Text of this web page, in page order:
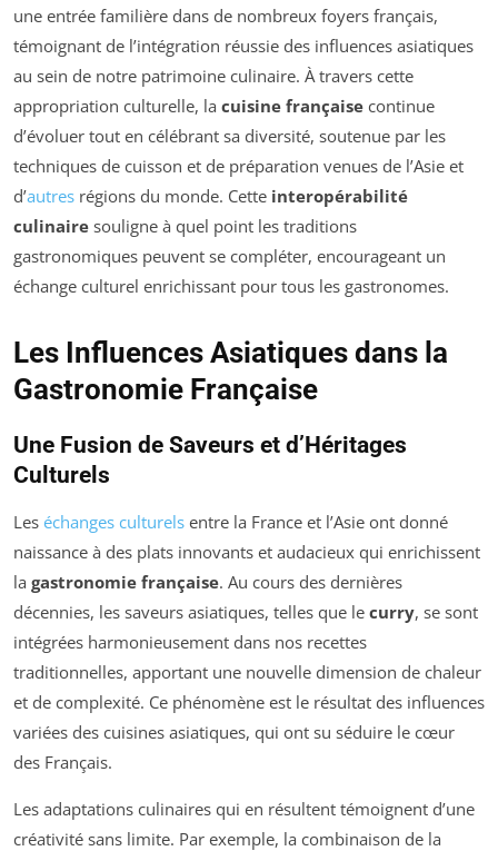
une entrée familière dans de nombreux foyers français,
témoignant de l’intégration réussie des influences asiatiques
au sein de notre patrimoine culinaire. À travers cette
appropriation culturelle, la cuisine française continue
d’évoluer tout en célébrant sa diversité, soutenue par les
techniques de cuisson et de préparation venues de l’Asie et
d’autres régions du monde. Cette interopérabilité
culinaire souligne à quel point les traditions
gastronomiques peuvent se compléter, encourageant un
échange culturel enrichissant pour tous les gastronomes.
Les Influences Asiatiques dans la
Gastronomie Française
Une Fusion de Saveurs et d’Héritages
Culturels
Les échanges culturels entre la France et l’Asie ont donné
naissance à des plats innovants et audacieux qui enrichissent
la gastronomie française. Au cours des dernières
décennies, les saveurs asiatiques, telles que le curry, se sont
intégrées harmonieusement dans nos recettes
traditionnelles, apportant une nouvelle dimension de chaleur
et de complexité. Ce phénomène est le résultat des influences
variées des cuisines asiatiques, qui ont su séduire le cœur
des Français.
Les adaptations culinaires qui en résultent témoignent d’une
créativité sans limite. Par exemple, la combinaison de la